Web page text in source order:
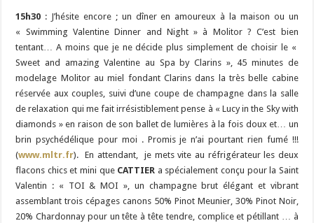
15h30 : J’hésite encore ; un dîner en amoureux à la maison ou un
« Swimming Valentine Dinner and Night » à Molitor ? C’est bien
tentant… A moins que je ne décide plus simplement de choisir le «
Sweet and amazing Valentine au Spa by Clarins », 45 minutes de
modelage Molitor au miel fondant Clarins dans la très belle cabine
réservée aux couples, suivi d’une coupe de champagne dans la salle
de relaxation qui me fait irrésistiblement pense à « Lucy in the Sky with
diamonds » en raison de son ballet de lumières à la fois doux et… un
brin psychédélique pour moi . Promis je n’ai pourtant rien fumé !!!
(www.mltr.fr). En attendant, je mets vite au réfrigérateur les deux
flacons chics et mini que CATTIER a spécialement conçu pour la Saint
Valentin : « TOI & MOI », un champagne brut élégant et vibrant
assemblant trois cépages canons 50% Pinot Meunier, 30% Pinot Noir,
20% Chardonnay pour un tête à tête tendre, complice et pétillant … à